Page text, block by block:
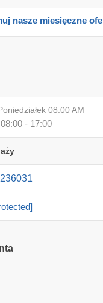
nasze miesięczne
08:00 AM
- 17:00